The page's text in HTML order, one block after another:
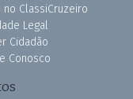
no ClassiCruzeiro
Legal
Cidadão
Conosco